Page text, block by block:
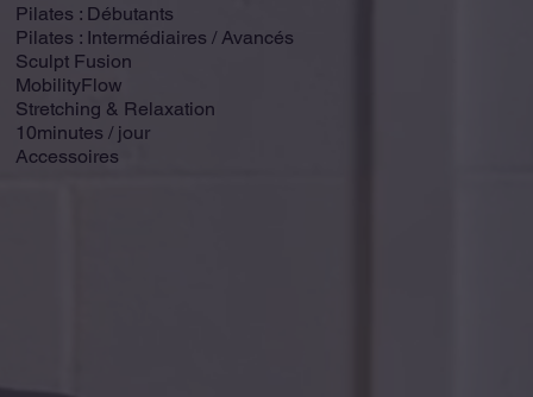
Pilates : Débutants
Pilates : Intermédiaires / Avancés
Sculpt Fusion
MobilityFlow
Stretching & Relaxation
10minutes / jour
Accessoires